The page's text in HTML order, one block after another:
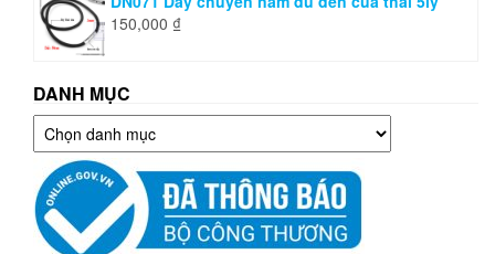
150,000 ₫
DANH MỤC
Danh
mục